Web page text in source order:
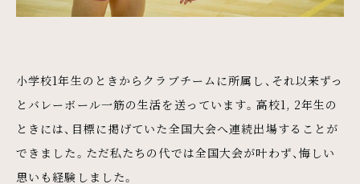
小学校1年生のときからクラブチームに所属し、それ以来ずっ
とバレーボール一筋の生活を送っています。高校1, 2年生の
ときには、目標に掲げていた全国大会へ連続出場することが
できました。ただ私たちの代では全国大会が叶わず、悔しい
思いも経験しました。